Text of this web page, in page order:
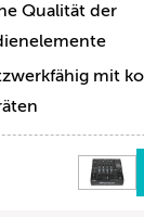
Qualität der
mit